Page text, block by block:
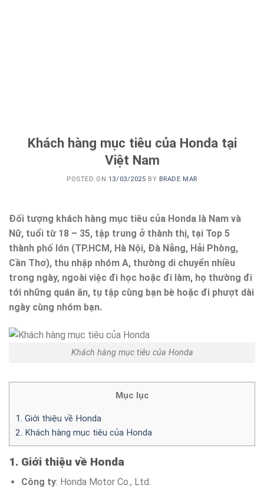
Khách hàng mục tiêu của Honda tại
Việt Nam
POSTED ON 13/03/2025 BY BRADE MAR
Đối tượng khách hàng mục tiêu của Honda là Nam và
Nữ, tuổi từ 18 – 35, tập trung ở thành thị, tại Top 5
thành phố lớn (TP.HCM, Hà Nội, Đà Nẵng, Hải Phòng,
Cần Thơ), thu nhập nhóm A, thường di chuyển nhiều
trong ngày, ngoài việc đi học hoặc đi làm, họ thường đi
tới những quán ăn, tụ tập cùng bạn bè hoặc đi phượt dài
ngày cùng nhóm bạn.
Khách hàng mục tiêu của Honda
Mục lục
1. Giới thiệu về Honda
2. Khách hàng mục tiêu của Honda
1. Giới thiệu về Honda
Công ty: Honda Motor Co., Ltd.